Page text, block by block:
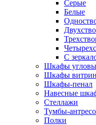
Серые
Белые
С
Шкафы
Шкафы
Шкафы-пенал
Навесные
Стеллажи
Тумбы-
Полки